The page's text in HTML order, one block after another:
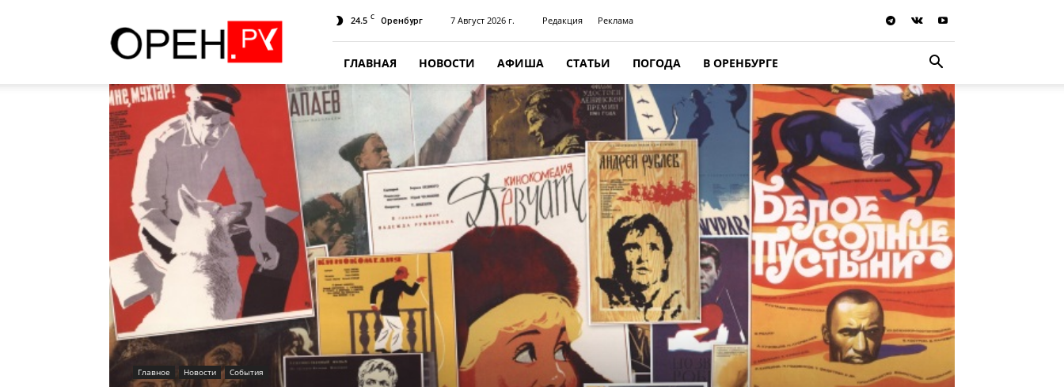
24.5 C Оренбург 7 Август 2026 г. Редакция Реклама
ГЛАВНАЯ НОВОСТИ АФИША СТАТЬИ ПОГОДА В ОРЕНБУРГЕ
Главное Новости События